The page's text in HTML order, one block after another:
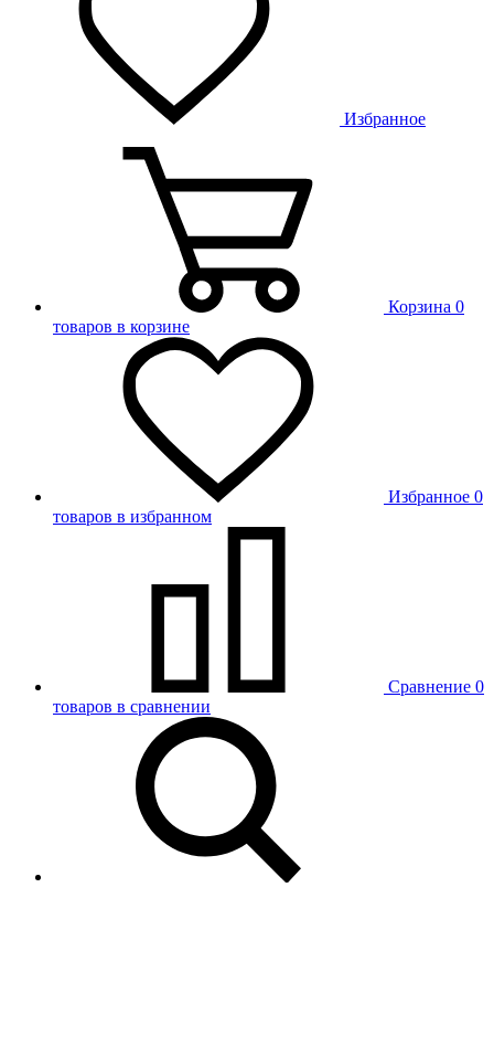
Избранное
Корзина 0
товаров в корзине
Избранное 0
товаров в избранном
Сравнение 0
товаров в сравнении